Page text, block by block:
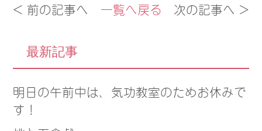
< 前の記事へ 一覧へ戻る 次の記事へ >
最新記事
明日の午前中は、気功教室のためお休みで
す！